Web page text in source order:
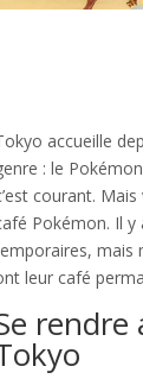
accueille
: le
courant.
Pokémon. Il
mais
leur café
rendre